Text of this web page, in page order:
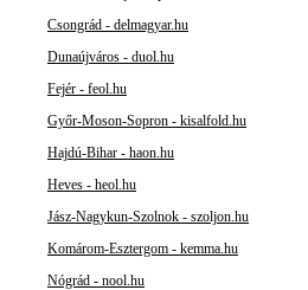
Csongrád - delmagyar.hu
Dunaújváros - duol.hu
Fejér - feol.hu
Győr-Moson-Sopron - kisalfold.hu
Hajdú-Bihar - haon.hu
Heves - heol.hu
Jász-Nagykun-Szolnok - szoljon.hu
Komárom-Esztergom - kemma.hu
Nógrád - nool.hu